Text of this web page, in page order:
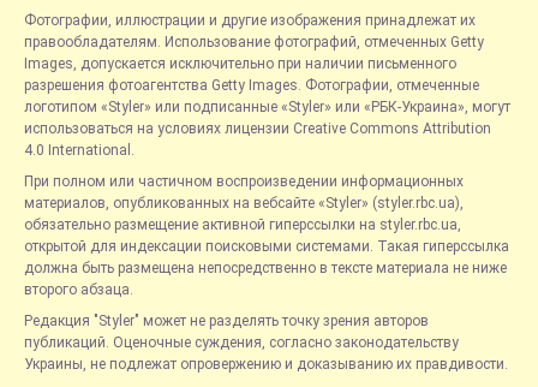
Фотографии, иллюстрации и другие изображения принадлежат их
правообладателям. Использование фотографий, отмеченных Getty
Images, допускается исключительно при наличии письменного
разрешения фотоагентства Getty Images. Фотографии, отмеченные
логотипом «Styler» или подписанные «Styler» или «РБК-Украина», могут
использоваться на условиях лицензии Creative Commons Attribution
4.0 International.
При полном или частичном воспроизведении информационных
материалов, опубликованных на вебсайте «Styler» (styler.rbc.ua),
обязательно размещение активной гиперссылки на styler.rbc.ua,
открытой для индексации поисковыми системами. Такая гиперссылка
должна быть размещена непосредственно в тексте материала не ниже
второго абзаца.
Редакция "Styler" может не разделять точку зрения авторов
публикаций. Оценочные суждения, согласно законодательству
Украины, не подлежат опровержению и доказыванию их правдивости.